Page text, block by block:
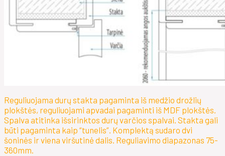
Reguliuojama durų stakta pagaminta iš medžio drožlių
plokštės, reguliuojami apvadai pagaminti iš MDF plokštės.
Spalva atitinka išsirinktos durų varčios spalvai. Stakta gali
būti pagaminta kaip “tunelis”. Komplektą sudaro dvi
šoninės ir viena viršutinė dalis. Reguliavimo diapazonas 75-
360mm.